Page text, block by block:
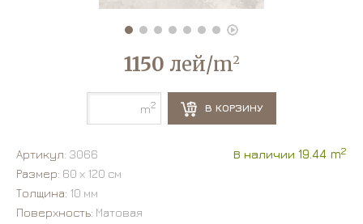
1150 лей/m2
m2 В КОРЗИНУ
Артикул: 3066 В наличии 19.44 m2
Размер: 60 х 120 см
Толщина: 10 мм
Поверхность: Матовая